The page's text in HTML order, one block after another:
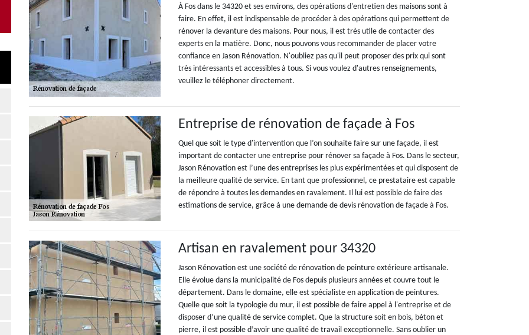
À Fos dans le 34320 et ses environs, des opérations d'entretien des maisons sont à
faire. En effet, il est indispensable de procéder à des opérations qui permettent de
rénover la devanture des maisons. Pour nous, il est très utile de contacter des
experts en la matière. Donc, nous pouvons vous recommander de placer votre
confiance en Jason Rénovation. N'oubliez pas qu'il peut proposer des prix qui sont
très intéressants et accessibles à tous. Si vous voulez d'autres renseignements,
veuillez le téléphoner directement.
Entreprise de rénovation de façade à Fos
Quel que soit le type d'intervention que l’on souhaite faire sur une façade, il est
important de contacter une entreprise pour rénover sa façade à Fos. Dans le secteur,
Jason Rénovation est l’une des entreprises les plus expérimentées et qui disposent de
la meilleure qualité de service. En tant que professionnel, ce prestataire est capable
de répondre à toutes les demandes en ravalement. Il lui est possible de faire des
estimations de service, grâce à une demande de devis rénovation de façade à Fos.
Artisan en ravalement pour 34320
Jason Rénovation est une société de rénovation de peinture extérieure artisanale.
Elle évolue dans la municipalité de Fos depuis plusieurs années et couvre tout le
département. Dans le domaine, elle est spécialiste en application de peintures.
Quelle que soit la typologie du mur, il est possible de faire appel à l'entreprise et de
disposer d’une qualité de service complet. Que la structure soit en bois, béton et
pierre, il est possible d’avoir une qualité de travail exceptionnelle. Sans oublier un